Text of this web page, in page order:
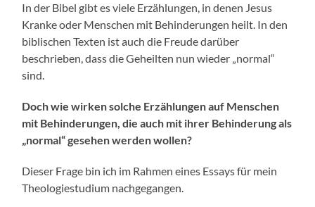
In der Bibel gibt es viele Erzählungen, in denen Jesus
Kranke oder Menschen mit Behinderungen heilt. In den
biblischen Texten ist auch die Freude darüber
beschrieben, dass die Geheilten nun wieder „normal“
sind.
Doch wie wirken solche Erzählungen auf Menschen
mit Behinderungen, die auch mit ihrer Behinderung als
„normal“ gesehen werden wollen?
Dieser Frage bin ich im Rahmen eines Essays für mein
Theologiestudium nachgegangen.